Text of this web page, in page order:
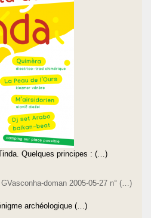
Quelques principes : (…)
doman 2005-05-27 n° (…)
archéologique (…)